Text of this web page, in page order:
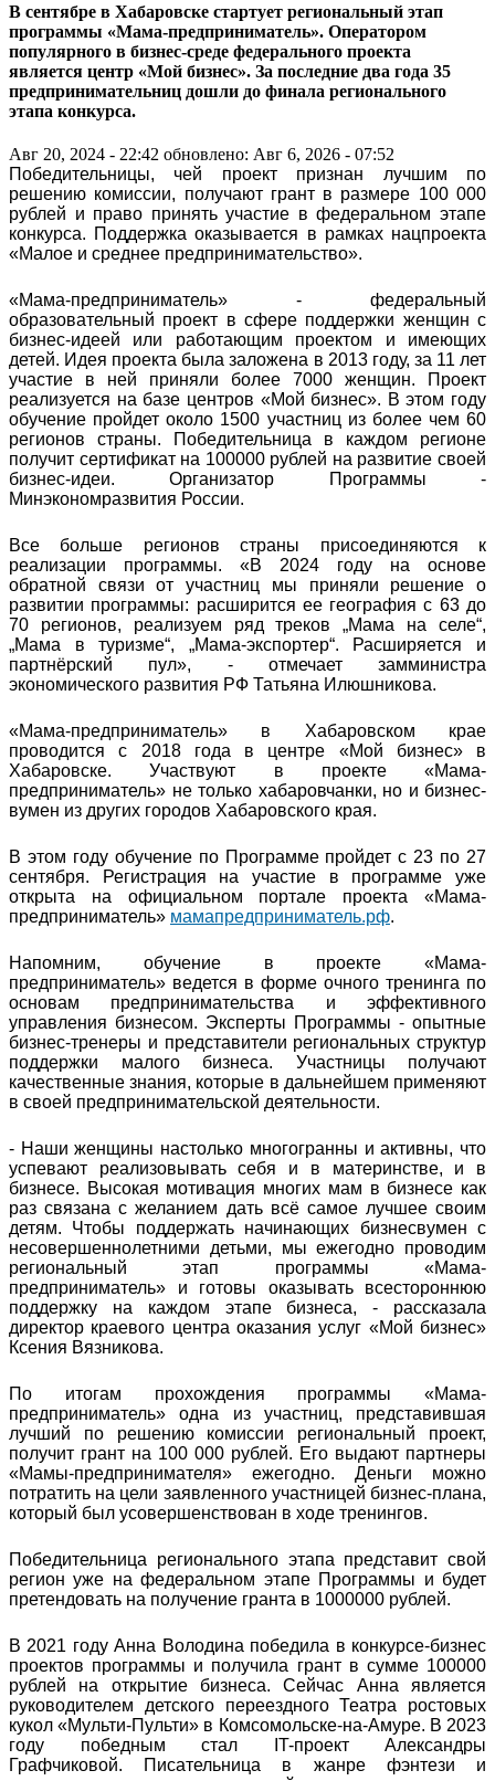
В сентябре в Хабаровске стартует региональный этап
программы «Мама-предприниматель». Оператором
популярного в бизнес-среде федерального проекта
является центр «Мой бизнес». За последние два года 35
предпринимательниц дошли до финала регионального
этапа конкурса.
Авг 20, 2024 - 22:42 обновлено: Авг 6, 2026 - 07:52
Победительницы, чей проект признан лучшим по
решению комиссии, получают грант в размере 100 000
рублей и право принять участие в федеральном этапе
конкурса. Поддержка оказывается в рамках нацпроекта
«Малое и среднее предпринимательство».
«Мама-предприниматель» - федеральный
образовательный проект в сфере поддержки женщин с
бизнес-идеей или работающим проектом и имеющих
детей. Идея проекта была заложена в 2013 году, за 11 лет
участие в ней приняли более 7000 женщин. Проект
реализуется на базе центров «Мой бизнес». В этом году
обучение пройдет около 1500 участниц из более чем 60
регионов страны. Победительница в каждом регионе
получит сертификат на 100000 рублей на развитие своей
бизнес-идеи. Организатор Программы -
Минэкономразвития России.
Все больше регионов страны присоединяются к
реализации программы. «В 2024 году на основе
обратной связи от участниц мы приняли решение о
развитии программы: расширится ее география с 63 до
70 регионов, реализуем ряд треков „Мама на селе“,
„Мама в туризме“, „Мама-экспортер“. Расширяется и
партнёрский пул», - отмечает замминистра
экономического развития РФ Татьяна Илюшникова.
«Мама-предприниматель» в Хабаровском крае
проводится с 2018 года в центре «Мой бизнес» в
Хабаровске. Участвуют в проекте «Мама-
предприниматель» не только хабаровчанки, но и бизнес-
вумен из других городов Хабаровского края.
В этом году обучение по Программе пройдет с 23 по 27
сентября. Регистрация на участие в программе уже
открыта на официальном портале проекта «Мама-
предприниматель» мамапредприниматель.рф.
Напомним, обучение в проекте «Мама-
предприниматель» ведется в форме очного тренинга по
основам предпринимательства и эффективного
управления бизнесом. Эксперты Программы - опытные
бизнес-тренеры и представители региональных структур
поддержки малого бизнеса. Участницы получают
качественные знания, которые в дальнейшем применяют
в своей предпринимательской деятельности.
- Наши женщины настолько многогранны и активны, что
успевают реализовывать себя и в материнстве, и в
бизнесе. Высокая мотивация многих мам в бизнесе как
раз связана с желанием дать всё самое лучшее своим
детям. Чтобы поддержать начинающих бизнесвумен с
несовершеннолетними детьми, мы ежегодно проводим
региональный этап программы «Мама-
предприниматель» и готовы оказывать всестороннюю
поддержку на каждом этапе бизнеса, - рассказала
директор краевого центра оказания услуг «Мой бизнес»
Ксения Вязникова.
По итогам прохождения программы «Мама-
предприниматель» одна из участниц, представившая
лучший по решению комиссии региональный проект,
получит грант на 100 000 рублей. Его выдают партнеры
«Мамы-предпринимателя» ежегодно. Деньги можно
потратить на цели заявленного участницей бизнес-плана,
который был усовершенствован в ходе тренингов.
Победительница регионального этапа представит свой
регион уже на федеральном этапе Программы и будет
претендовать на получение гранта в 1000000 рублей.
В 2021 году Анна Володина победила в конкурсе-бизнес
проектов программы и получила грант в сумме 100000
рублей на открытие бизнеса. Сейчас Анна является
руководителем детского переездного Театра ростовых
кукол «Мульти-Пульти» в Комсомольске-на-Амуре. В 2023
году победным стал IT-проект Александры
Графчиковой. Писательница в жанре фэнтези и